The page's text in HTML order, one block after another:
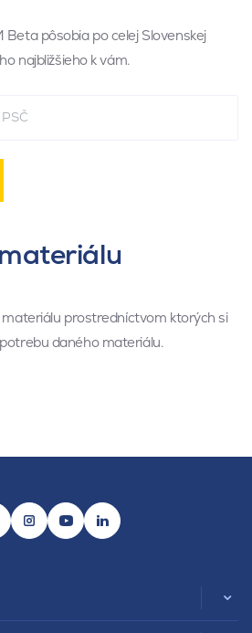
Beta pôsobia po celej Slovenskej
najbližšieho k vám.
materiálu prostredníctvom ktorých si
daného materiálu.